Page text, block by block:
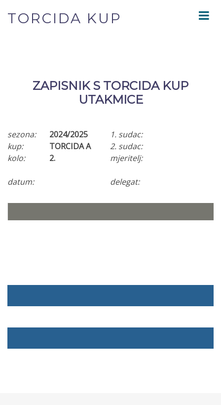
TORCIDA KUP
ZAPISNIK S TORCIDA KUP
UTAKMICE
sezona: 2024/2025
1. sudac:
kup:
TORCIDA A
2. sudac:
kolo:
2. mjeritelj:
datum: delegat: